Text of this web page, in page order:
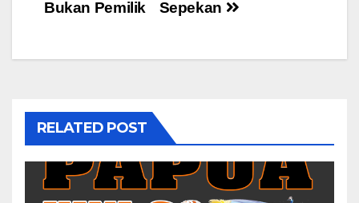
Sepekan
Bukan Pemilik
RELATED POST